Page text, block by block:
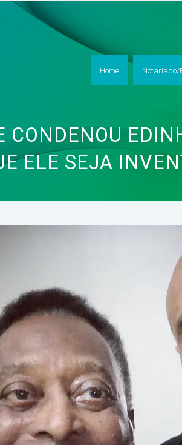
Home Notariado/
CONDENOU
ELE SEJA